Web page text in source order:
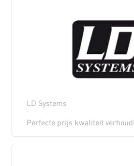
LD Systems
Perfecte prijs kwaliteit